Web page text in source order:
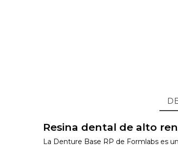
Resina dental de alto
La Denture Base RP de Formlabs es